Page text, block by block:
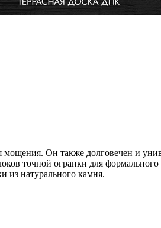
Он также долговечен и
точной огранки для
из натурального камня.